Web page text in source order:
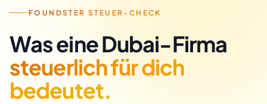
FOUNDSTER STEUER-CHECK
Was eine Dubai-Firma
steuerlich für dich
bedeutet.